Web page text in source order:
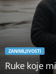
ZANIMLJIVOSTI
Ruke koje